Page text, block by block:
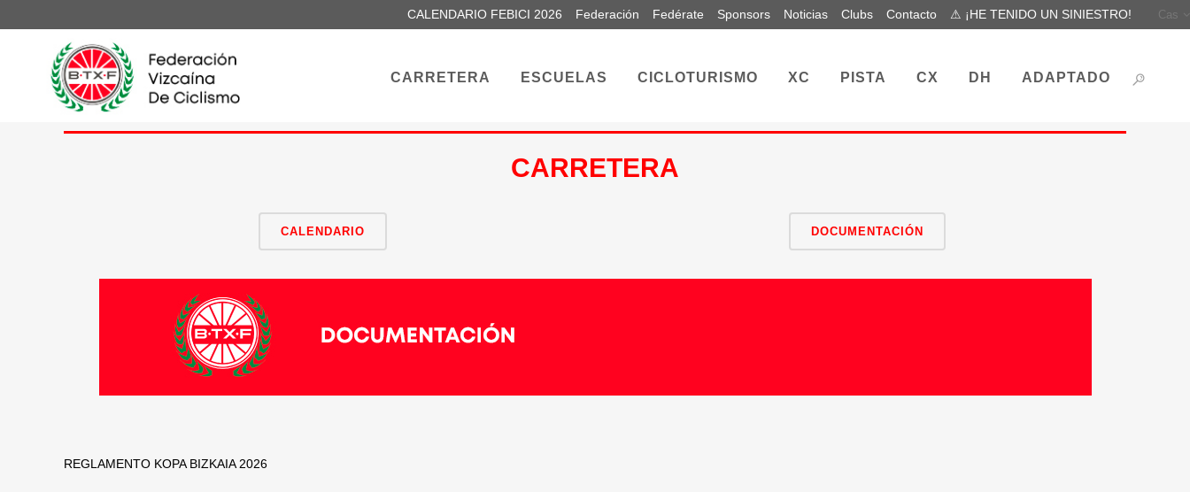
CALENDARIO FEBICI 2026 Federación Fedérate Sponsors Noticias Clubs Contacto ⚠ ¡HE TENIDO UN SINIESTRO! Cas
CARRETERA ESCUELAS CICLOTURISMO XC PISTA CX DH ADAPTADO
CARRETERA
CALENDARIO DOCUMENTACIÓN
REGLAMENTO KOPA BIZKAIA 2026